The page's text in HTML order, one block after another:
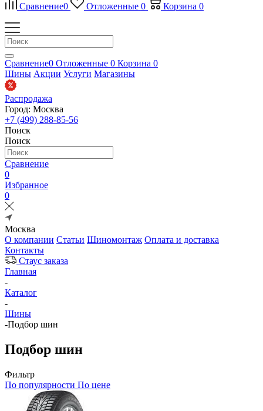
Сравнение0 Отложенные 0 Корзина 0
Сравнение0 Отложенные 0 Корзина 0
Шины Акции Услуги Магазины
Распродажа
Город: Москва
+7 (499) 288-85-56
Поиск
Поиск
Сравнение
0
Избранное
0
Москва
О компании Статьи Шиномонтаж Оплата и доставка
Контакты
Стаус заказа
Главная
-
Каталог
-
Шины
-Подбор шин
Подбор шин
Фильтр
По популярности По цене